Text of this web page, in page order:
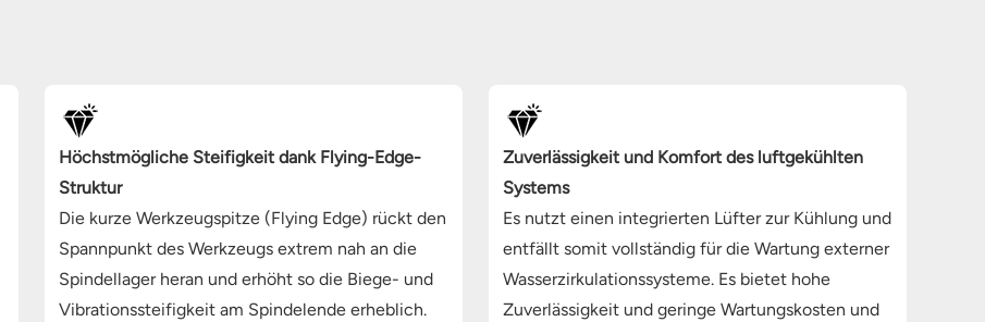
Höchstmögliche Steifigkeit dank Flying-Edge-
Struktur
Die kurze Werkzeugspitze (Flying Edge) rückt den
Spannpunkt des Werkzeugs extrem nah an die
Spindellager heran und erhöht so die Biege- und
Vibrationssteifigkeit am Spindelende erheblich.
Zuverlässigkeit und Komfort des luftgekühlten
Systems
Es nutzt einen integrierten Lüfter zur Kühlung und
entfällt somit vollständig für die Wartung externer
Wasserzirkulationssysteme. Es bietet hohe
Zuverlässigkeit und geringe Wartungskosten und